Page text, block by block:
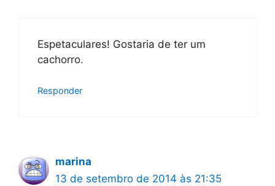
Espetaculares! Gostaria de ter um
cachorro.
Responder
marina
13 de setembro de 2014 às 21:35